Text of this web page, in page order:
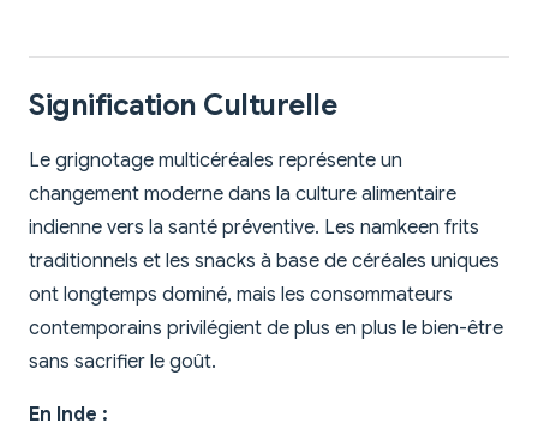
Signification Culturelle
Le grignotage multicéréales représente un
changement moderne dans la culture alimentaire
indienne vers la santé préventive. Les namkeen frits
traditionnels et les snacks à base de céréales uniques
ont longtemps dominé, mais les consommateurs
contemporains privilégient de plus en plus le bien-être
sans sacrifier le goût.
En Inde :